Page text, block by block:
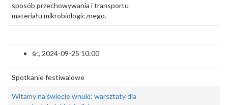
sposób przechowywania i transportu
materiału mikrobiologicznego.
śr., 2024-09-25 10:00
Spotkanie festiwalowe
Witamy na świecie wnuki: warsztaty dla